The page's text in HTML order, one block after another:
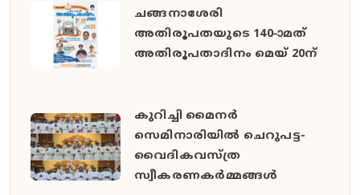
ചങ്ങനാശേരി
അതിരൂപതയുടെ 140-ാമത്
അതിരൂപതാദിനം മെയ് 20ന്
കുറിച്ചി മൈനർ
സെമിനാരിയിൽ ചെറുപട്ട-
വൈദികവസ്ത്ര
സ്വീകരണകർമ്മങ്ങൾ